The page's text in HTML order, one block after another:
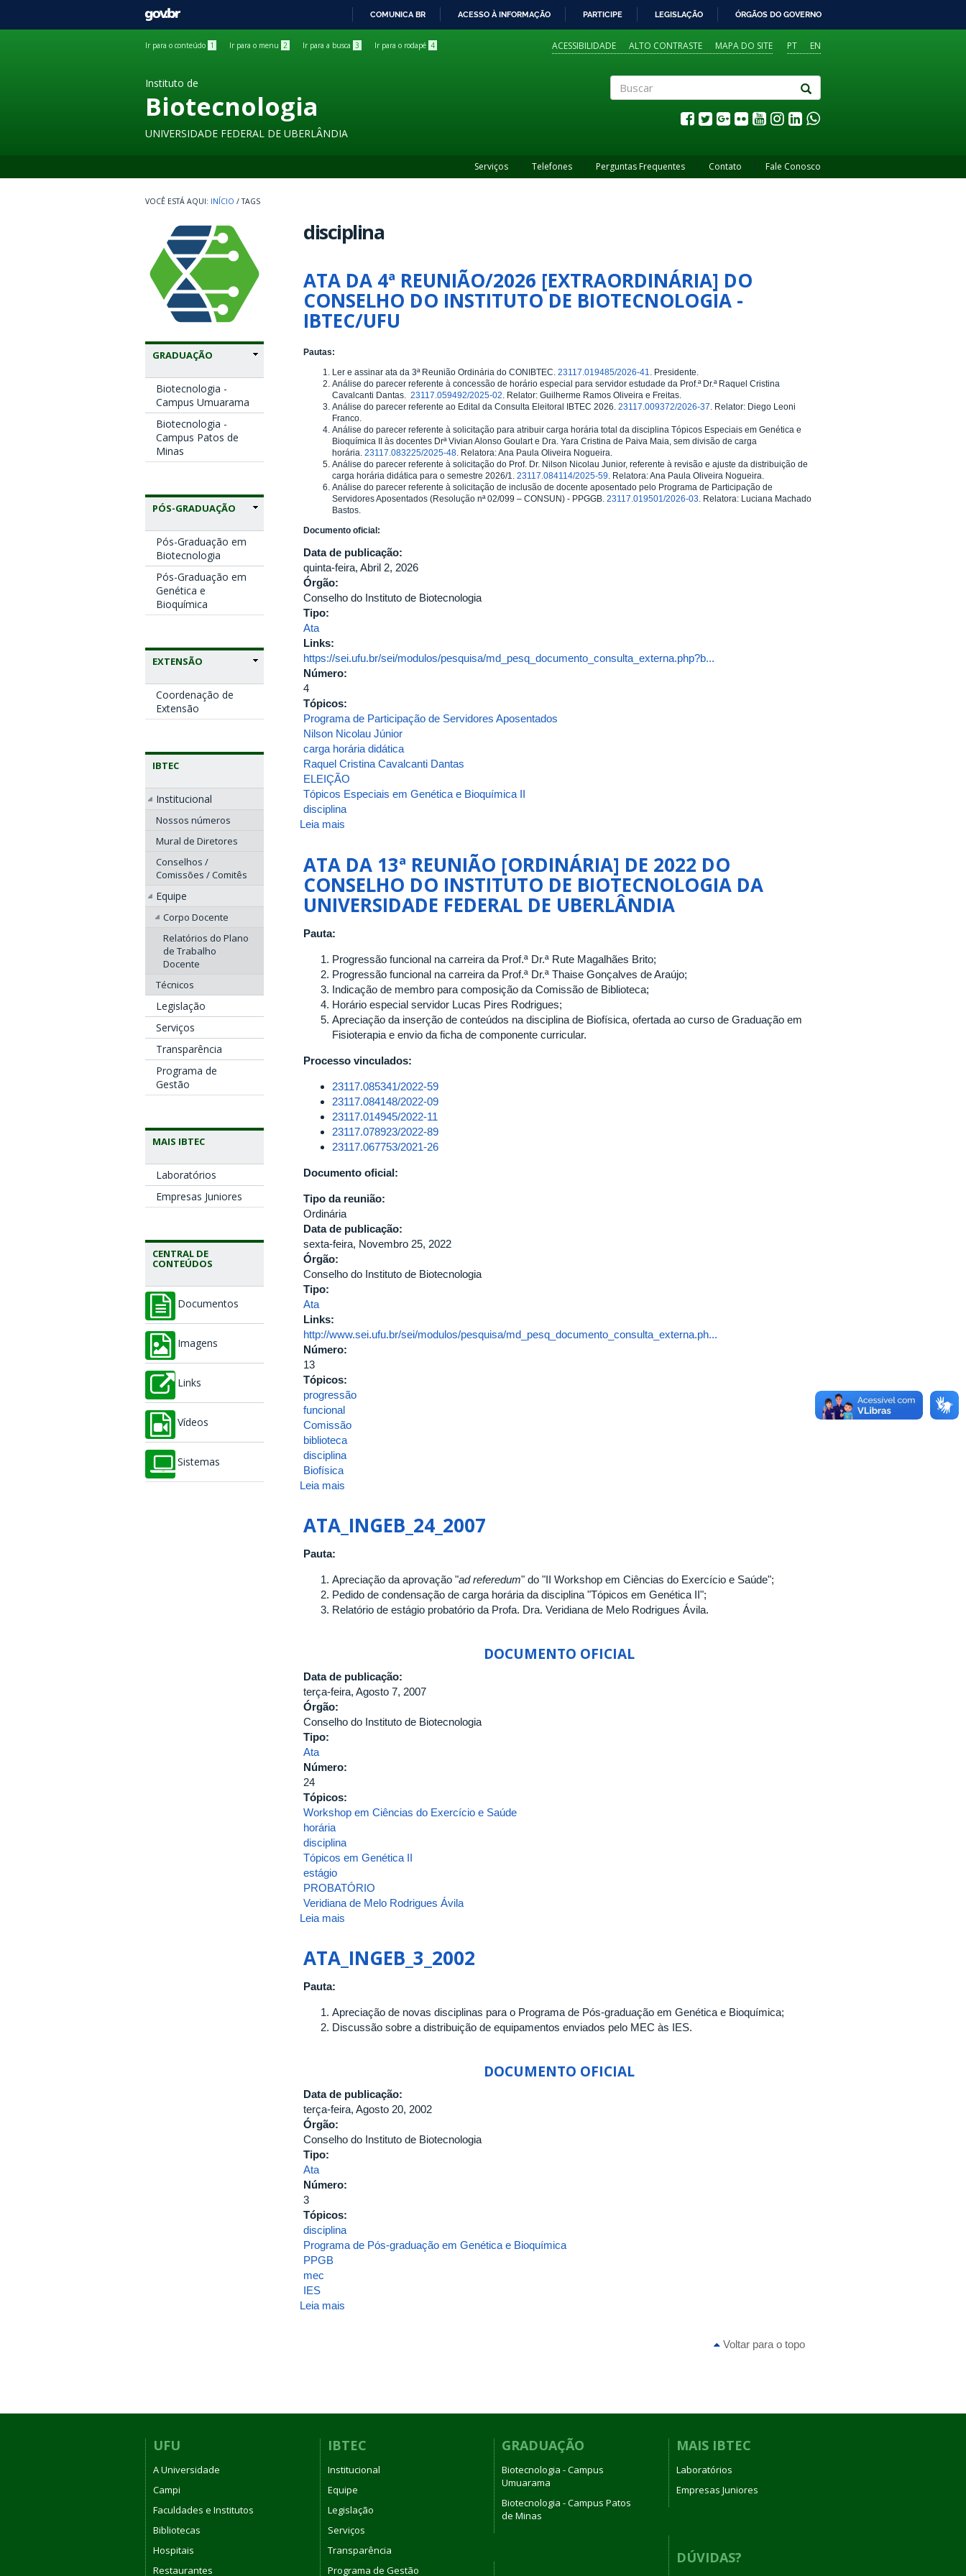
GOVBR
COMUNICA BR ACESSO À INFORMAÇÃO PARTICIPE LEGISLAÇÃO ÓRGÃOS DO GOVERNO
Ir para o conteúdo 1 Ir para o menu 2 Ir para a busca 3 Ir para o rodapé 4 PT EN
ACESSIBILIDADE ALTO CONTRASTE MAPA DO SITE
Instituto de
Biotecnologia
UNIVERSIDADE FEDERAL DE UBERLÂNDIA
Serviços Telefones Perguntas Frequentes Contato Fale Conosco
INÍCIO / TAGS
GRADUAÇÃO
Biotecnologia -
Campus Umuarama
Biotecnologia -
Campus Patos de
Minas
PÓS-GRADUAÇÃO
Pós-Graduação em
Biotecnologia
Pós-Graduação em
Genética e
Bioquímica
EXTENSÃO
Coordenação de
Extensão
IBTEC
Institucional
Nossos números
Mural de Diretores
Conselhos /
Comissões / Comitês
Equipe
Corpo Docente
Relatórios do Plano
de Trabalho
Docente
Técnicos
Legislação
Serviços
Transparência
Programa de
Gestão
MAIS IBTEC
Laboratórios
Empresas Juniores
CENTRAL DE
CONTEÚDOS
Documentos
Imagens
Links
Vídeos
Sistemas
disciplina
ATA DA 4ª REUNIÃO/2026 [EXTRAORDINÁRIA] DO
CONSELHO DO INSTITUTO DE BIOTECNOLOGIA -
IBTEC/UFU
Pautas:
Ler e assinar ata da 3ª Reunião Ordinária do CONIBTEC. 23117.019485/2026-41. Presidente.
Análise do parecer referente à concessão de horário especial para servidor estudade da Prof.ª Dr.ª Raquel Cristina
Cavalcanti Dantas. 23117.059492/2025-02. Relator: Guilherme Ramos Oliveira e Freitas.
Análise do parecer referente ao Edital da Consulta Eleitoral IBTEC 2026. 23117.009372/2026-37. Relator: Diego Leoni
Franco.
Análise do parecer referente à solicitação para atribuir carga horária total da disciplina Tópicos Especiais em Genética e
Bioquímica II às docentes Drª Vivian Alonso Goulart e Dra. Yara Cristina de Paiva Maia, sem divisão de carga
horária. 23117.083225/2025-48. Relatora: Ana Paula Oliveira Nogueira.
Análise do parecer referente à solicitação do Prof. Dr. Nilson Nicolau Junior, referente à revisão e ajuste da distribuição de
carga horária didática para o semestre 2026/1. 23117.084114/2025-59. Relatora: Ana Paula Oliveira Nogueira.
Análise do parecer referente à solicitação de inclusão de docente aposentado pelo Programa de Participação de
Servidores Aposentados (Resolução nª 02/099 – CONSUN) - PPGGB. 23117.019501/2026-03. Relatora: Luciana Machado
Bastos.
Documento oficial:
Data de publicação:
quinta-feira, Abril 2, 2026
Órgão:
Conselho do Instituto de Biotecnologia
Tipo:
Ata
Links:
https://sei.ufu.br/sei/modulos/pesquisa/md_pesq_documento_consulta_externa.php?b...
Número:
4
Tópicos:
Programa de Participação de Servidores Aposentados
Nilson Nicolau Júnior
carga horária didática
Raquel Cristina Cavalcanti Dantas
ELEIÇÃO
Tópicos Especiais em Genética e Bioquímica II
disciplina
Leia mais
4ª
REUNIÃO/2026
[EXTRAORDINÁRIA]
DO
INSTITUTO
DE
BIOTECNOLOGIA
-
IBTEC/UFU
ATA DA 13ª REUNIÃO [ORDINÁRIA] DE 2022 DO
CONSELHO DO INSTITUTO DE BIOTECNOLOGIA DA
UNIVERSIDADE FEDERAL DE UBERLÂNDIA
Pauta:
Progressão funcional na carreira da Prof.ª Dr.ª Rute Magalhães Brito;
Progressão funcional na carreira da Prof.ª Dr.ª Thaise Gonçalves de Araújo;
Indicação de membro para composição da Comissão de Biblioteca;
Horário especial servidor Lucas Pires Rodrigues;
Apreciação da inserção de conteúdos na disciplina de Biofísica, ofertada ao curso de Graduação em
Fisioterapia e envio da ficha de componente curricular.
Processo vinculados:
23117.085341/2022-59
23117.084148/2022-09
23117.014945/2022-11
23117.078923/2022-89
23117.067753/2021-26
Documento oficial:
Tipo da reunião:
Ordinária
Data de publicação:
sexta-feira, Novembro 25, 2022
Órgão:
Conselho do Instituto de Biotecnologia
Tipo:
Ata
Links:
http://www.sei.ufu.br/sei/modulos/pesquisa/md_pesq_documento_consulta_externa.ph...
Número:
13
Tópicos:
progressão
funcional
Comissão
biblioteca
disciplina
Biofísica
Leia mais
13ª
DE
2022
DO
BIOTECNOLOGIA
DA
FEDERAL
ATA_INGEB_24_2007
Pauta:
Apreciação da aprovação "ad referedum" do "II Workshop em Ciências do Exercício e Saúde";
Pedido de condensação de carga horária da disciplina "Tópicos em Genética II";
Relatório de estágio probatório da Profa. Dra. Veridiana de Melo Rodrigues Ávila.
DOCUMENTO OFICIAL
Data de publicação:
terça-feira, Agosto 7, 2007
Órgão:
Conselho do Instituto de Biotecnologia
Tipo:
Ata
Número:
24
Tópicos:
Workshop em Ciências do Exercício e Saúde
horária
disciplina
Tópicos em Genética II
estágio
PROBATÓRIO
Veridiana de Melo Rodrigues Ávila
Leia mais
ATA_INGEB_3_2002
Pauta:
Apreciação de novas disciplinas para o Programa de Pós-graduação em Genética e Bioquímica;
Discussão sobre a distribuição de equipamentos enviados pelo MEC às IES.
DOCUMENTO OFICIAL
Data de publicação:
terça-feira, Agosto 20, 2002
Órgão:
Conselho do Instituto de Biotecnologia
Tipo:
Ata
Número:
3
Tópicos:
disciplina
Programa de Pós-graduação em Genética e Bioquímica
PPGB
mec
IES
Leia mais
Voltar para o topo
UFU
A Universidade
Campi
Faculdades e Institutos
Bibliotecas
Hospitais
Restaurantes
IBTEC
Institucional
Equipe
Legislação
Serviços
Transparência
Programa de Gestão
GRADUAÇÃO
Biotecnologia - Campus
Umuarama
Biotecnologia - Campus Patos
de Minas
MAIS IBTEC
Laboratórios
Empresas Juniores
DÚVIDAS?